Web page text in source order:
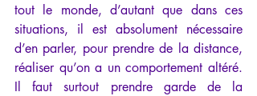
tout le monde, d’autant que dans ces
situations, il est absolument nécessaire
d’en parler, pour prendre de la distance,
réaliser qu’on a un comportement altéré.
Il faut surtout prendre garde de la